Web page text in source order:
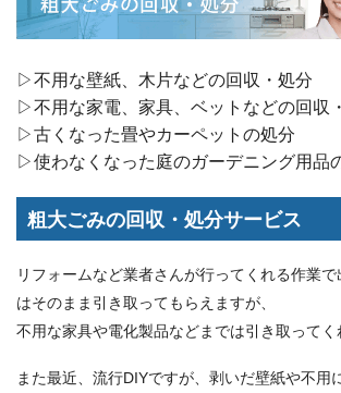
▷不用な壁紙、木片などの回収・処分
▷不用な家電、家具、ベットなどの回収
▷古くなった畳やカーペットの処分
▷使わなくなった庭のガーデニング用品
粗大ごみの回収・処分サービス
リフォームなど業者さんが行ってくれる作業
はそのまま引き取ってもらえますが、
不用な家具や電化製品などまでは引き取ってく
また最近、流行DIYですが、剥いだ壁紙や不用